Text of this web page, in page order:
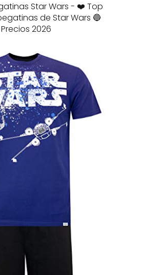
Star Wars - ❤️ Top
de Star Wars 🔵
Precios 2026